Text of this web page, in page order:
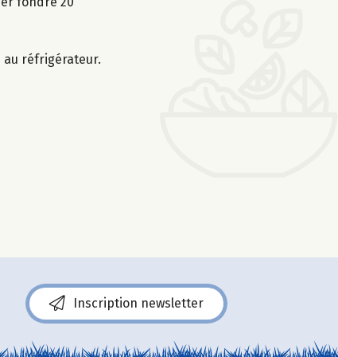
au réfrigérateur.
Inscription newsletter